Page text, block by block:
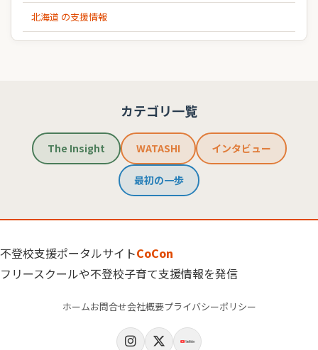
北海道 の支援情報
カテゴリ一覧
The Insight WATASHI インタビュー
最初の一歩
不登校支援ポータルサイトCoCon
フリースクールや不登校子育て支援情報を発信
ホームお問合せ会社概要プライバシーポリシー